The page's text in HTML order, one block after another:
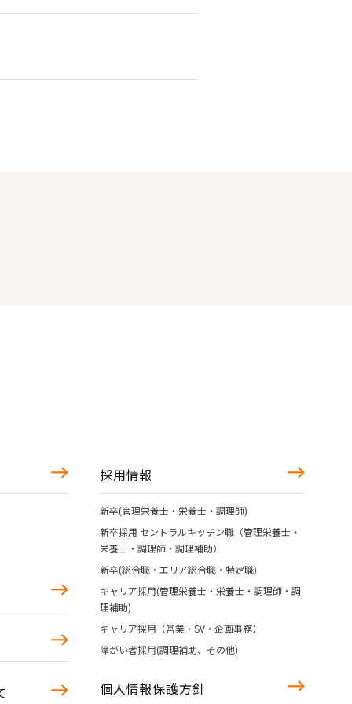
採用情報
新卒(管理栄養士・栄養士・調理師)
新卒採用 セントラルキッチン職（管理栄養士・
栄養士・調理師・調理補助）
新卒(総合職・エリア総合職・特定職)
キャリア採用(管理栄養士・栄養士・調理師・調
理補助)
キャリア採用（営業・SV・企画事務）
障がい者採用(調理補助、その他)
個人情報保護方針